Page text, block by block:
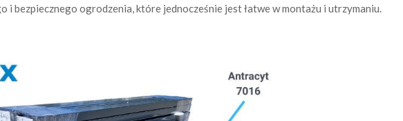
i bezpiecznego ogrodzenia, które jednocześnie jest łatwe w montażu i utrzymaniu.